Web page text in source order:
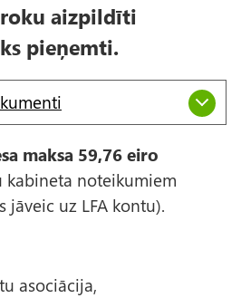
aizpildīti
pieņemti.
maksa 59,76 eiro
kabineta noteikumiem
jāveic uz LFA kontu).
asociācija,